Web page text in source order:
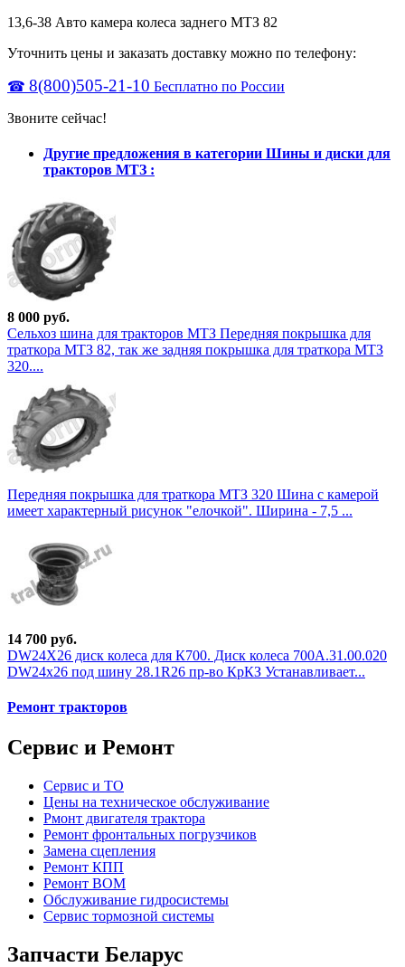
13,6-38 Авто камера колеса заднего МТЗ 82
Уточнить цены и заказать доставку можно по телефону:
☎ 8(800)505-21-10 Бесплатно по России
Звоните сейчас!
Другие предложения в категории Шины и диски для
тракторов МТЗ :
8 000 руб.
Сельхоз шина для тракторов МТЗ Передняя покрышка для
траткора МТЗ 82, так же задняя покрышка для траткора МТЗ
320....
Передняя покрышка для траткора МТЗ 320 Шина с камерой
имеет характерный рисунок "елочкой". Ширина - 7,5 ...
14 700 руб.
DW24Х26 диск колеса для К700. Диск колеса 700А.31.00.020
DW24х26 под шину 28.1R26 пр-во КрКЗ Устанавливает...
Ремонт тракторов
Сервис и Ремонт
Сервис и ТО
Цены на техническое обслуживание
Рмонт двигателя трактора
Ремонт фронтальных погрузчиков
Замена сцепления
Ремонт КПП
Ремонт ВОМ
Обслуживание гидросистемы
Сервис тормозной системы
Запчасти Беларус